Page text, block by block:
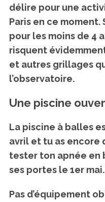
délire pour une
Paris en ce
pour les moins de 4
risquent
et autres grillages
l’observatoire.
Une piscine
La piscine à balles
avril et tu as encore
tester ton apnée en
ses portes le 1er mai.
Pas d’équipement